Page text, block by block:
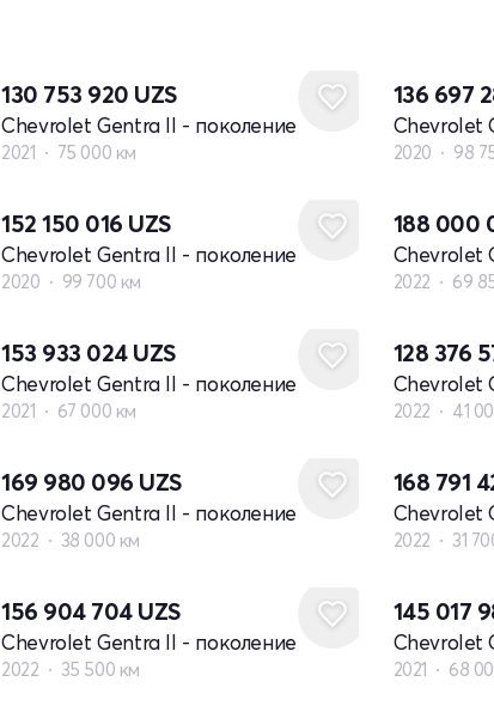
130 753 920 UZS
Chevrolet Gentra II - поколение
2021 75 000 км
136 697
Chevrolet
2020 98
152 150 016 UZS
Chevrolet Gentra II - поколение
2020 99 700 км
188 000
Chevrolet
2022 69
153 933 024 UZS
Chevrolet Gentra II - поколение
2021 67 000 км
128 376
Chevrolet
2022 41
169 980 096 UZS
Chevrolet Gentra II - поколение
2022 38 000 км
168 791
Chevrolet
2022 31
156 904 704 UZS
Chevrolet Gentra II - поколение
2022 35 500 км
145 017
Chevrolet
2021 68